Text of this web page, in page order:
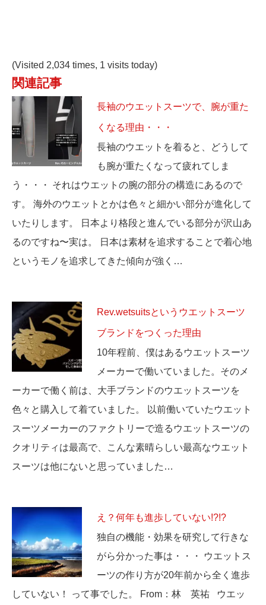
(Visited 2,034 times, 1 visits today)
関連記事
長袖のウエットスーツで、腕が重た
くなる理由・・・
長袖のウエットを着ると、どうして
も腕が重たくなって疲れてしま
う・・・ それはウエットの腕の部分の構造にあるので
す。 海外のウエットとかは色々と細かい部分が進化して
いたりします。 日本より格段と進んでいる部分が沢山あ
るのですね〜実は。 日本は素材を追求することで着心地
というモノを追求してきた傾向が強く…
Rev.wetsuitsというウエットスーツ
ブランドをつくった理由
10年程前、僕はあるウエットスーツ
メーカーで働いていました。そのメ
ーカーで働く前は、大手ブランドのウエットスーツを
色々と購入して着ていました。 以前働いていたウエット
スーツメーカーのファクトリーで造るウエットスーツの
クオリティは最高で、こんな素晴らしい最高なウエット
スーツは他にないと思っていました…
え？何年も進歩していない!?!?
独自の機能・効果を研究して行きな
がら分かった事は・・・ ウエットス
ーツの作り方が20年前から全く進歩
していない！ って事でした。 From：林 英祐 ウエッ